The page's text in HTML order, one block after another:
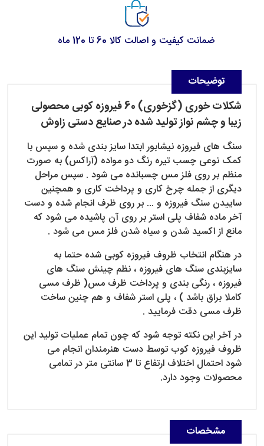
ضمانت کیفیت و اصالت کالا 60 تا 120 ماه
توضیحات
شکلات خوری (گزخوری) 60 فیروزه کوبی محصولی
زیبا و چشم نواز تولید شده در صنایع دستی زاوش
سنگ های فیروزه نیشابور ابتدا سایز بندی شده و سپس با
کمک نوعی چسب تیره رنگ دو مواده (آراکس) به صورت
منظم بر روی فلز مس چسبانده می شود . سپس مراحل
دیگری از جمله چرخ کاری و پرداخت کاری و همچنین
ساییدن سنگ فیروزه و ... بر روی ظرف انجام شده و دست
آخر ماده شفاف پلی استر بر روی آن پاشیده می شود که
مانع از اکسید شدن و سیاه شدن فلز مس می شود .
در هنگام انتخاب ظروف فیروزه کوبی شده حتما به
سایزبندی سنگ های فیروزه ، نظم چینش سنگ های
فیروزه ، رنگی بندی و پرداخت ظرف مس( ظرف مسی
کاملا براق باشد ) ، پلی استر شفاف و هم چنین ساخت
ظرف مسی دقت فرمایید .
در آخر این نکته توجه شود که چون تمام عملیات تولید این
ظروف فیروزه کوب توسط دست هنرمندان انجام می
شود احتمال اختلاف ارتفاع تا 3 سانتی متر در تمامی
محصولات وجود دارد.
مشخصات